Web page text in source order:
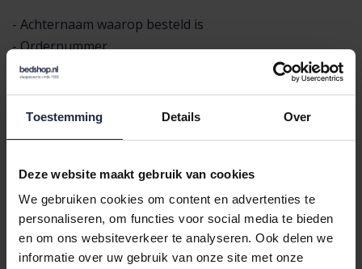
Toestemming Details Over
Deze website maakt gebruik van cookies
We gebruiken cookies om content en advertenties te
personaliseren, om functies voor social media te bieden
en om ons websiteverkeer te analyseren. Ook delen we
informatie over uw gebruik van onze site met onze
- Achternaam waarop besteld is
- Ordernummer
- Omschrijving product
- Indien mogelijk ontvangen we graag foto's van de
klacht
Deze informatie helpt ons enorm bij het zo snel en
goed mogelijk afhandelen van uw klacht. Uw klacht
handelen wij -waar mogelijk- binnen 14 dagen af. Heeft
het afhandelen van uw klacht meer tijd nodig? Dan
laten wij u dit uiteraard weten. Hierover zult u in dit
geval van ons een mailtje ontvangen.